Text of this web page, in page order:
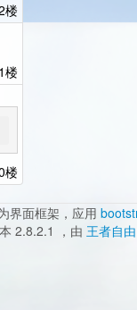
楼
楼
楼
界面框架，应用
2.8.2.1 ，由 王者自由